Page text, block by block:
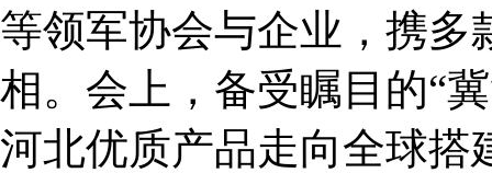
等领军协会与企业，携多
相。会上，备受瞩目的“
河北优质产品走向全球搭